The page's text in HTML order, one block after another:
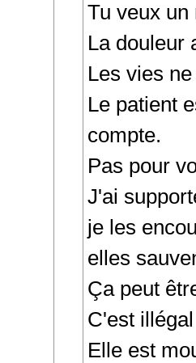
Tu veux un
La douleur
Les vies
Le patient
compte.
Pas pour
J'ai
je les
elles
Ça peut
C'est illégal
Elle est